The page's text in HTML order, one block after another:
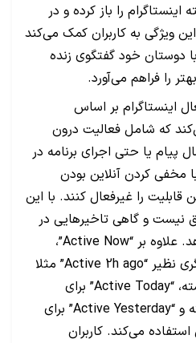
گذشته اینستاگرام را باز کرده و در
ویژگی به کاربران کمک می‌کند
دوستان خود گفتگوی زنده
را فراهم می‌آورد.
بر اساس
که شامل فعالیت درون
پیام یا حتی اجرای برنامه در
مخفی کردن آنلاین بودن
قابلیت را غیرفعال کنند. با این
نیست و گاهی تاخیرهایی در
به‌روزرسانی وضعیت رخ می‌دهد. علاوه بر “Active Now”،
اینستاگرام از برچسب‌های دیگری نظیر “Active 2h ago” مثلا
برای فعالیت در دوساعت گذشته، “Active Today” برای
فعالیت ۸ تا ۲۴ ساعت گذشته و “Active Yesterday” برای
ساعت قبل استفاده می‌کند. کاربران